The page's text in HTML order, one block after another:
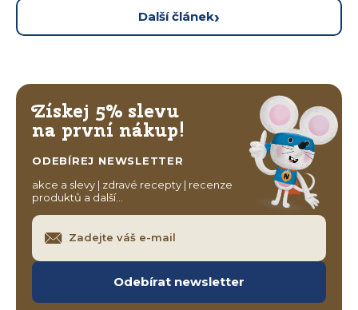
Další článek
Získej 5% slevu
na první nákup!
ODEBÍREJ NEWSLETTER
akce a slevy | zdravé recepty | recenze
produktů a další…
Odebírat newsletter